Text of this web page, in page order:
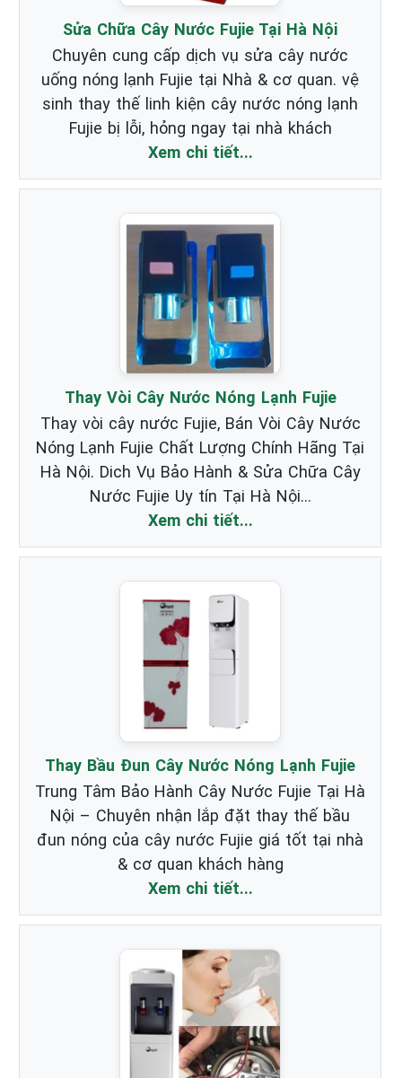
Sửa Chữa Cây Nước Fujie Tại Hà Nội
Chuyên cung cấp dịch vụ sửa cây nước
uống nóng lạnh Fujie tại Nhà & cơ quan. vệ
sinh thay thế linh kiện cây nước nóng lạnh
Fujie bị lỗi, hỏng ngay tại nhà khách
Xem chi tiết...
Thay Vòi Cây Nước Nóng Lạnh Fujie
Thay vòi cây nước Fujie, Bán Vòi Cây Nước
Nóng Lạnh Fujie Chất Lượng Chính Hãng Tại
Hà Nội. Dich Vụ Bảo Hành & Sửa Chữa Cây
Nước Fujie Uy tín Tại Hà Nội...
Xem chi tiết...
Thay Bầu Đun Cây Nước Nóng Lạnh Fujie
Trung Tâm Bảo Hành Cây Nước Fujie Tại Hà
Nội – Chuyên nhận lắp đặt thay thế bầu
đun nóng của cây nước Fujie giá tốt tại nhà
& cơ quan khách hàng
Xem chi tiết...